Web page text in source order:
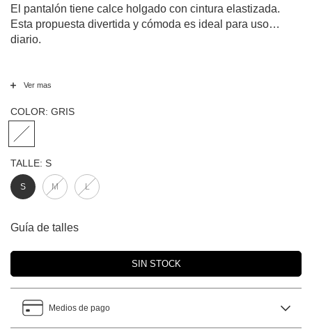
El pantalón tiene calce holgado con cintura elastizada.
Esta propuesta divertida y cómoda es ideal para uso
diario.
Ver mas
TALLE: S
S M L
COLOR: GRIS
Guía de talles
Medios de pago